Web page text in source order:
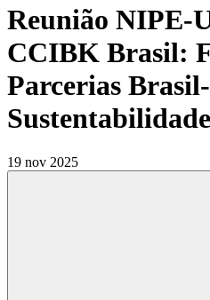
Reunião NIPE-
CCIBK Brasil:
Parcerias
Sustentabilidade
19 nov 2025